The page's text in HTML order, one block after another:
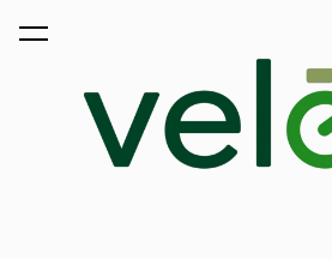
lisati ostukorvi.